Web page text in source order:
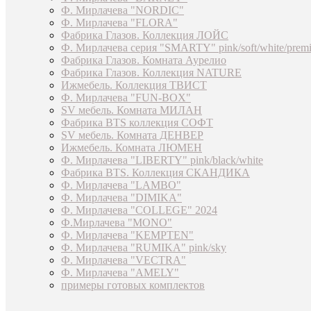
Ф. Мирлачева "NORDIC"
Ф. Мирлачева "FLORA"
Фабрика Глазов. Коллекция ЛОЙС
Ф. Мирлачева серия "SMARTY" pink/soft/white/
Фабрика Глазов. Комната Аурелио
Фабрика Глазов. Коллекция NATURE
Ижмебель. Коллекция ТВИСТ
Ф. Мирлачева "FUN-BOX"
SV мебель. Комната МИЛАН
Фабрика BTS коллекция СОФТ
SV мебель. Комната ДЕНВЕР
Ижмебель. Комната ЛЮМЕН
Ф. Мирлачева "LIBERTY" pink/black/white
Фабрика BTS. Коллекция СКАНДИКА
Ф. Мирлачева "LAMBO"
Ф. Мирлачева "DIMIKA"
Ф. Мирлачева "COLLEGE" 2024
Ф.Мирлачева "MONO"
Ф. Мирлачева "KEMPTEN"
Ф. Мирлачева "RUMIKA" pink/sky
Ф. Мирлачева "VECTRA"
Ф. Мирлачева "AMELY"
примеры готовых комплектов